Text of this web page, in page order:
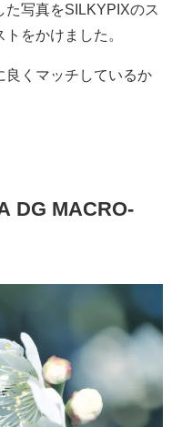
た写真をSILKYPIXのス
をかけました。
良くマッチしているか
DG MACRO-